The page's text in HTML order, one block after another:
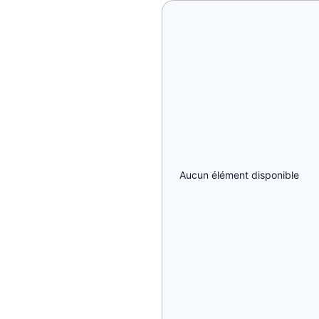
Aucun élément disponible